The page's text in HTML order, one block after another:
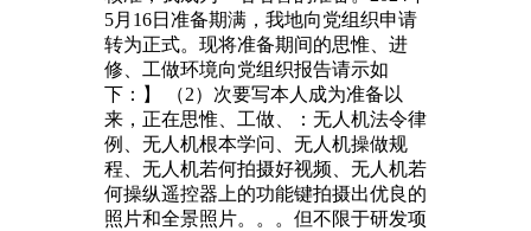
5月16日准备期满，我地向党组织申请
转为正式。现将准备期间的思惟、进
修、工做环境向党组织报告请示如
下：】 （2）次要写本人成为准备以
来，正在思惟、工做、：无人机法令律
例、无人机根本学问、无人机操做规
程、无人机若何拍摄好视频、无人机若
何操纵遥控器上的功能键拍摄出优良的
照片和全景照片。。。但不限于研发项